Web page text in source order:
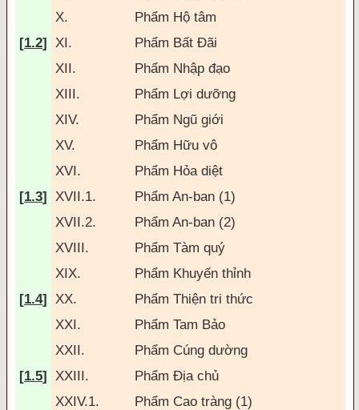
X.
Phẩm Hộ tâm
[1.2] XI. Phẩm Bất Đãi
XII.
Phẩm Nhập đạo
XIII.
Phẩm Lợi dưỡng
XIV.
Phẩm Ngũ giới
XV.
Phẩm Hữu vô
XVI.
Phẩm Hỏa diệt
[1.3] XVII.1.
Phẩm An-ban (1)
XVII.2.
Phẩm An-ban (2)
XVIII.
Phẩm Tàm quý
XIX.
Phẩm Khuyến thỉnh
[1.4] XX.
Phẩm Thiện tri thức
XXI.
Phẩm Tam Bảo
XXII.
Phẩm Cúng dường
[1.5] XXIII.
Phẩm Ðịa chủ
XXIV.1.
Phẩm Cao tràng (1)